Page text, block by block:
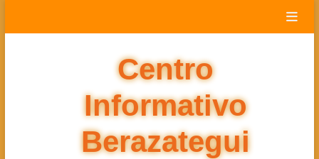
Centro
Informativo
Berazategui